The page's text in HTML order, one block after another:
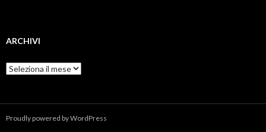
ARCHIVI
Archivi
Proudly powered by WordPress